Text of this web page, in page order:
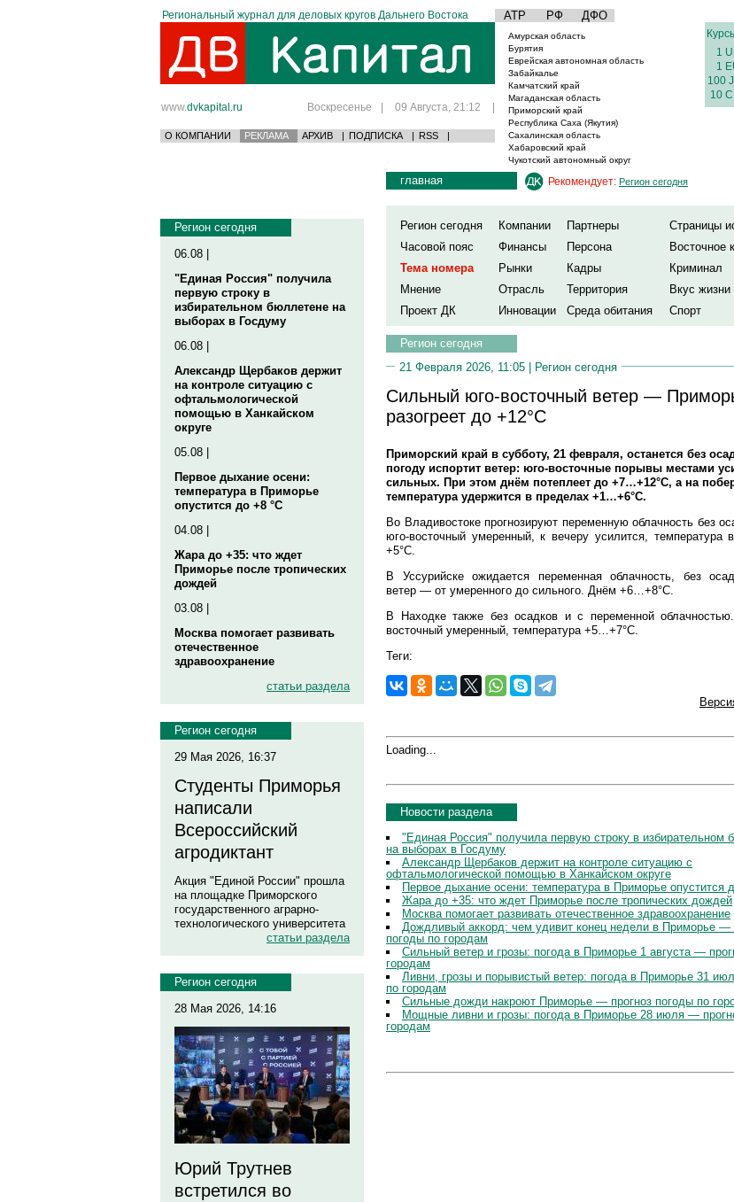
Региональный журнал для деловых кругов Дальнего Востока АТР РФ ДФО
www.dvkapital.ru Воскресенье | 09 Августа, 21:12 |
О КОМПАНИИ РЕКЛАМА АРХИВ | ПОДПИСКА | RSS |
Амурская область
Бурятия
Еврейская автономная область
Забайкалье
Камчатский край
Магаданская область
Приморский край
Республика Саха (Якутия)
Сахалинская область
Хабаровский край
Чукотский автономный округ
1
1
100
10
Регион сегодня
06.08 |
"Единая Россия" получила
первую строку в
избирательном бюллетене на
выборах в Госдуму
06.08 |
Александр Щербаков держит
на контроле ситуацию с
офтальмологической
помощью в Ханкайском
округе
05.08 |
Первое дыхание осени:
температура в Приморье
опустится до +8 °C
04.08 |
Жара до +35: что ждет
Приморье после тропических
дождей
03.08 |
Москва помогает развивать
отечественное
здравоохранение
статьи раздела
Регион сегодня
29 Мая 2026, 16:37
Студенты Приморья
написали
Всероссийский
агродиктант
Акция "Единой России" прошла
на площадке Приморского
государственного аграрно-
технологического университета
статьи раздела
Регион сегодня
28 Мая 2026, 14:16
Юрий Трутнев
встретился во
главная Рекомендует: Регион сегодня
Регион сегодня Компании Партнеры
Страницы
Часовой пояс
Финансы Персона
Восточное
Тема номера
Рынки Кадры
Криминал
Мнение
Отрасль Территория
Вкус жизни
Проект ДК
Инновации Среда обитания Спорт
Регион сегодня
21 Февраля 2026, 11:05 | Регион сегодня
Сильный юго-восточный ветер —
разогреет до +12°C
Приморский край в субботу, 21 февраля, останется без
погоду испортит ветер: юго-восточные порывы местами
сильных. При этом днём потеплеет до +7…+12°C, а на
температура удержится в пределах +1…+6°C.
Во Владивостоке прогнозируют переменную облачность без
юго-восточный умеренный, к вечеру усилится, температура
+5°C.
В Уссурийске ожидается переменная облачность, без
ветер — от умеренного до сильного. Днём +6…+8°C.
В Находке также без осадков и с переменной
восточный умеренный, температура +5…+7°C.
Теги:
Loading...
Новости раздела
"Единая Россия" получила первую строку в избирательном
на выборах в Госдуму
Александр Щербаков держит на контроле ситуацию с
офтальмологической помощью в Ханкайском округе
Первое дыхание осени: температура в Приморье опустится
Жара до +35: что ждет Приморье после тропических дождей
Москва помогает развивать отечественное здравоохранение
Дождливый аккорд: чем удивит конец недели в Приморье —
погоды по городам
Сильный ветер и грозы: погода в Приморье 1 августа —
городам
Ливни, грозы и порывистый ветер: погода в Приморье 31
по городам
Сильные дожди накроют Приморье — прогноз погоды по
Мощные ливни и грозы: погода в Приморье 28 июля —
городам